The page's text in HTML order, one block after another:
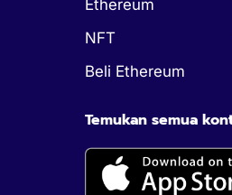
Ethereum
NFT
Beli Ethereum
Temukan semua